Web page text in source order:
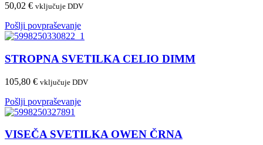
50,02 € vključuje DDV
Pošlji povpraševanje
STROPNA SVETILKA CELIO DIMM
105,80 € vključuje DDV
Pošlji povpraševanje
VISEČA SVETILKA OWEN ČRNA